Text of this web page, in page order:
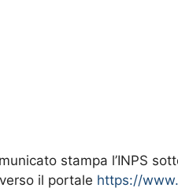
stampa l’INPS
il portale https://